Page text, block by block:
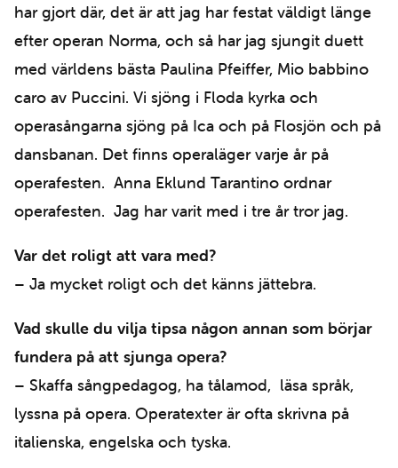
har gjort där, det är att jag har festat väldigt länge
efter operan Norma, och så har jag sjungit duett
med världens bästa Paulina Pfeiffer, Mio babbino
caro av Puccini. Vi sjöng i Floda kyrka och
operasångarna sjöng på Ica och på Flosjön och på
dansbanan. Det finns operaläger varje år på
operafesten. Anna Eklund Tarantino ordnar
operafesten. Jag har varit med i tre år tror jag.
Var det roligt att vara med?
– Ja mycket roligt och det känns jättebra.
Vad skulle du vilja tipsa någon annan som börjar
fundera på att sjunga opera?
– Skaffa sångpedagog, ha tålamod, läsa språk,
lyssna på opera. Operatexter är ofta skrivna på
italienska, engelska och tyska.